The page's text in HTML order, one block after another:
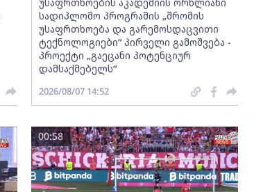
სადიპლომო პროგრამის „შრომის
უსაფრთხოება და გარემოსდაცვითი
ტექნოლოგიები“ პირველი გამოშვება -
პროექტი „გაეცანი პოტენციურ
დამსაქმებელს“
2026/08/07 14:52
00:58